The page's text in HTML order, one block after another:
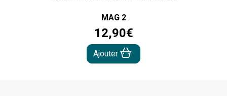
MAG 2
12,90€
Ajouter